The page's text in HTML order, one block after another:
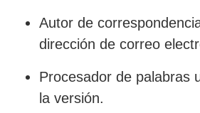
Autor de
dirección de correo
Procesador de palabras
la versión.